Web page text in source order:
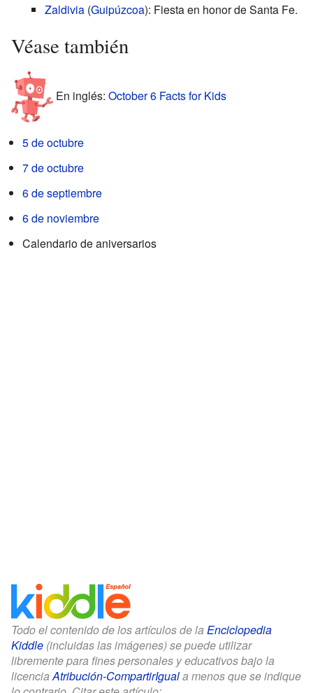
Zaldivia (Guipúzcoa): Fiesta en honor de Santa Fe.
Véase también
En inglés: October 6 Facts for Kids
5 de octubre
7 de octubre
6 de septiembre
6 de noviembre
Calendario de aniversarios
Todo el contenido de los artículos de la Enciclopedia
Kiddle (incluidas las imágenes) se puede utilizar
libremente para fines personales y educativos bajo la
licenciaAtribución-CompartirIguala menos que se indique